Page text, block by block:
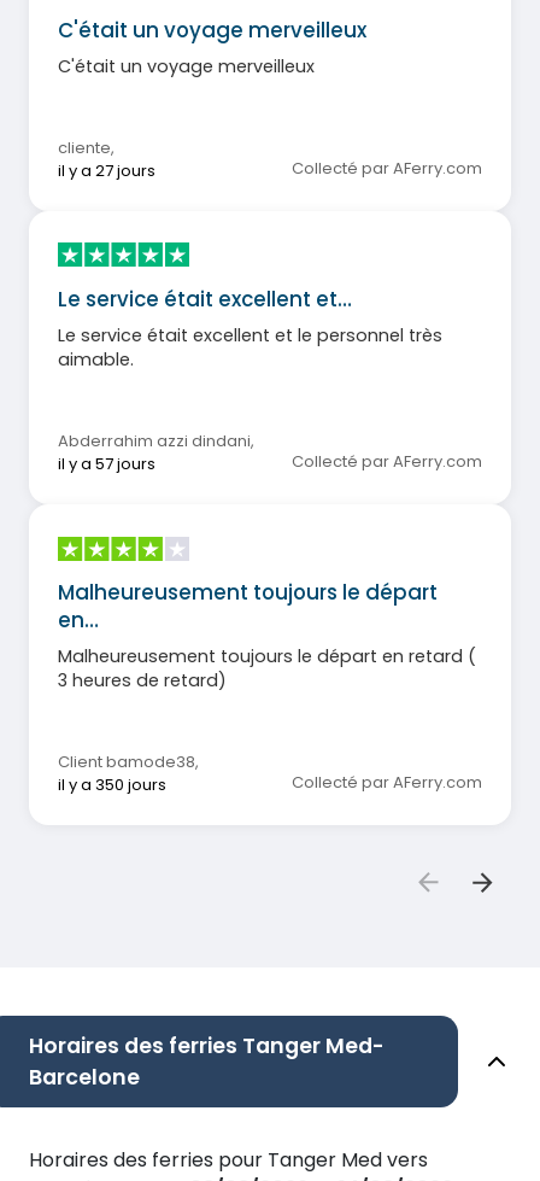
C'était un voyage merveilleux
C'était un voyage merveilleux
cliente,
il y a 27 jours
Collecté par AFerry.com
Le service était excellent et…
Le service était excellent et le personnel très
aimable.
Abderrahim azzi dindani,
il y a 57 jours
Collecté par AFerry.com
Malheureusement toujours le départ
en…
Malheureusement toujours le départ en retard (
3 heures de retard)
Client bamode38,
il y a 350 jours
Collecté par AFerry.com
Horaires des ferries Tanger Med-
Barcelone
Horaires des ferries pour Tanger Med vers